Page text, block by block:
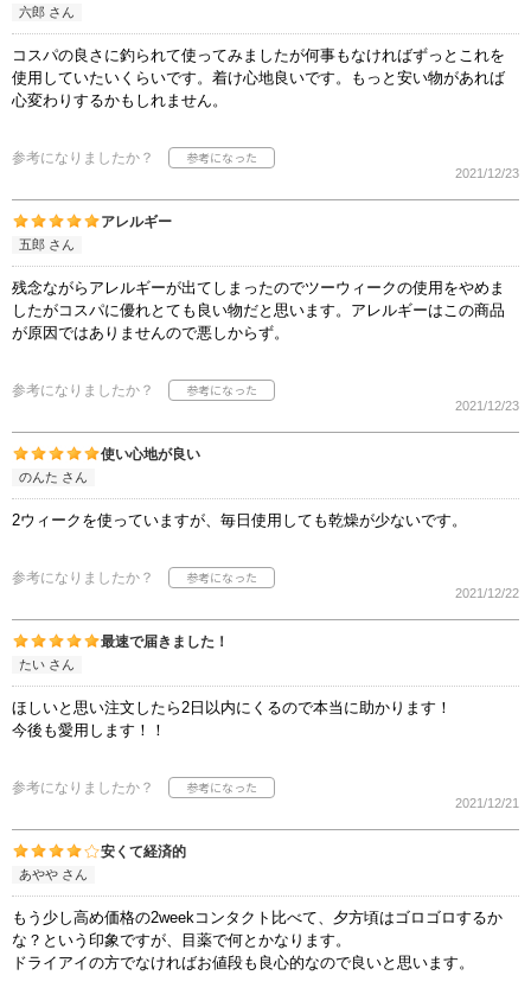
六郎 さん
コスパの良さに釣られて使ってみましたが何事もなければずっとこれを
使用していたいくらいです。着け心地良いです。もっと安い物があれば
心変わりするかもしれません。
参考になりましたか？
2021/12/23
アレルギー
五郎 さん
残念ながらアレルギーが出てしまったのでツーウィークの使用をやめま
したがコスパに優れとても良い物だと思います。アレルギーはこの商品
が原因ではありませんので悪しからず。
参考になりましたか？
2021/12/23
使い心地が良い
のんた さん
2ウィークを使っていますが、毎日使用しても乾燥が少ないです。
参考になりましたか？
2021/12/22
最速で届きました！
たい さん
ほしいと思い注文したら2日以内にくるので本当に助かります！
今後も愛用します！！
参考になりましたか？
2021/12/21
安くて経済的
あやや さん
もう少し高め価格の2weekコンタクト比べて、夕方頃はゴロゴロするか
な？という印象ですが、目薬で何とかなります。
ドライアイの方でなければお値段も良心的なので良いと思います。